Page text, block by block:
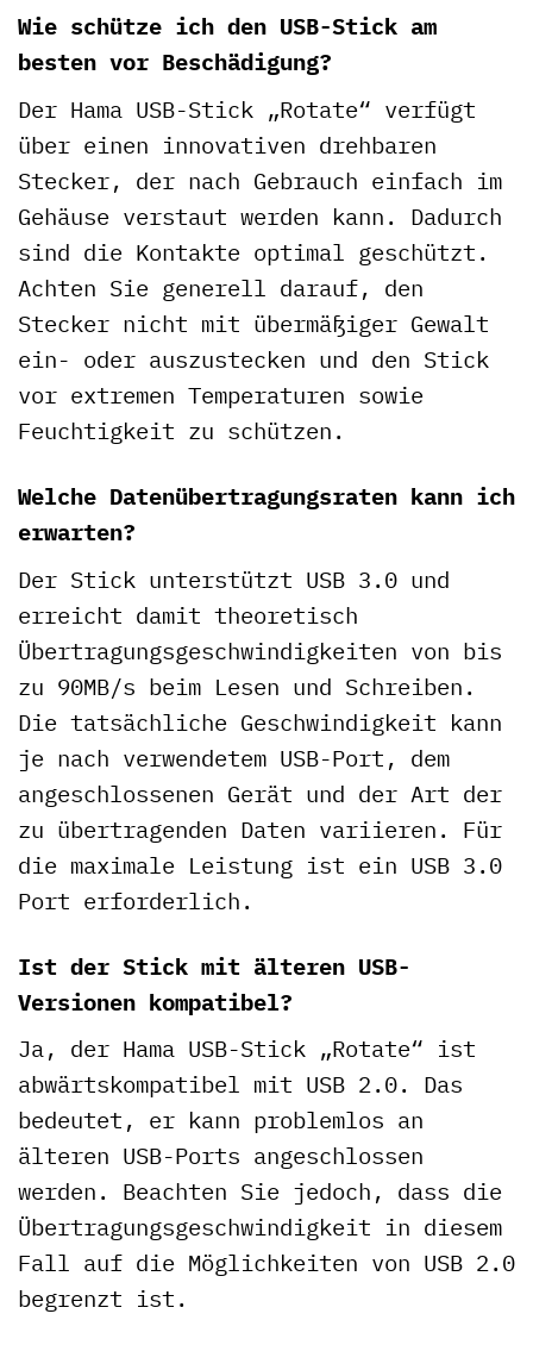
Wie schütze ich den USB-Stick am
besten vor Beschädigung?
Der Hama USB-Stick „Rotate“ verfügt
über einen innovativen drehbaren
Stecker, der nach Gebrauch einfach im
Gehäuse verstaut werden kann. Dadurch
sind die Kontakte optimal geschützt.
Achten Sie generell darauf, den
Stecker nicht mit übermäßiger Gewalt
ein- oder auszustecken und den Stick
vor extremen Temperaturen sowie
Feuchtigkeit zu schützen.
Welche Datenübertragungsraten kann ich
erwarten?
Der Stick unterstützt USB 3.0 und
erreicht damit theoretisch
Übertragungsgeschwindigkeiten von bis
zu 90MB/s beim Lesen und Schreiben.
Die tatsächliche Geschwindigkeit kann
je nach verwendetem USB-Port, dem
angeschlossenen Gerät und der Art der
zu übertragenden Daten variieren. Für
die maximale Leistung ist ein USB 3.0
Port erforderlich.
Ist der Stick mit älteren USB-
Versionen kompatibel?
Ja, der Hama USB-Stick „Rotate“ ist
abwärtskompatibel mit USB 2.0. Das
bedeutet, er kann problemlos an
älteren USB-Ports angeschlossen
werden. Beachten Sie jedoch, dass die
Übertragungsgeschwindigkeit in diesem
Fall auf die Möglichkeiten von USB 2.0
begrenzt ist.